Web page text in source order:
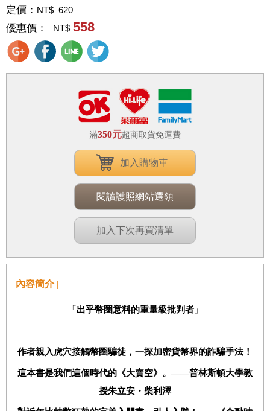
定價： NT$ 620
優惠價： NT$ 558
滿350元超商取貨免運費
加入購物車
閱讀護照網站選領
加入下次再買清單
內容簡介 |
「 出乎幣圈意料的重量級批判者」
作者親入虎穴接觸幣圈騙徒，一探加密貨幣界的詐騙手法！
這本書是我們這個時代的《大賣空》。——普林斯頓大學教
授朱立安・柴利澤